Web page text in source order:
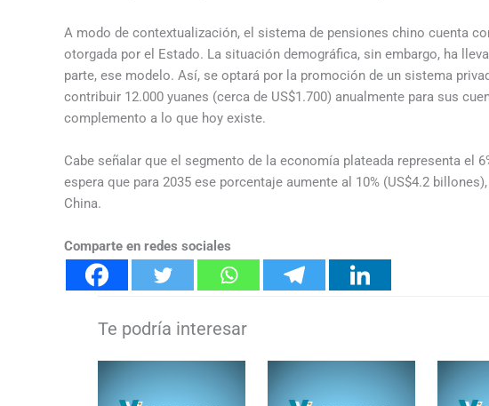
A modo de contextualización, el sistema de pensiones chino cuenta
otorgada por el Estado. La situación demográfica, sin embargo, ha
parte, ese modelo. Así, se optará por la promoción de un sistema
contribuir 12.000 yuanes (cerca de US$1.700) anualmente para sus
complemento a lo que hoy existe.
Cabe señalar que el segmento de la economía plateada representa el
espera que para 2035 ese porcentaje aumente al 10% (US$4.2
China.
Comparte en redes sociales